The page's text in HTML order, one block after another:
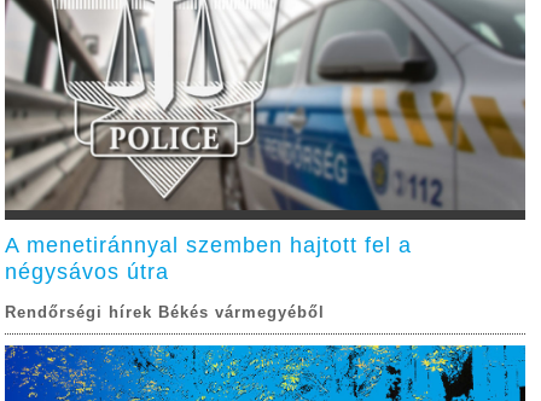
A menetiránnyal szemben hajtott fel a
négysávos útra
Rendőrségi hírek Békés vármegyéből